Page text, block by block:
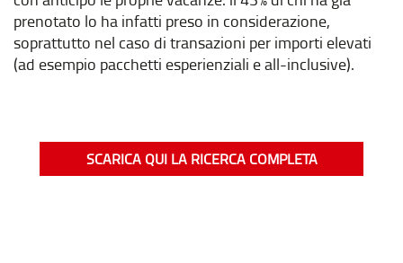
prenotato lo ha infatti preso in considerazione,
soprattutto nel caso di transazioni per importi elevati
(ad esempio pacchetti esperienziali e all-inclusive).
SCARICA QUI LA RICERCA COMPLETA